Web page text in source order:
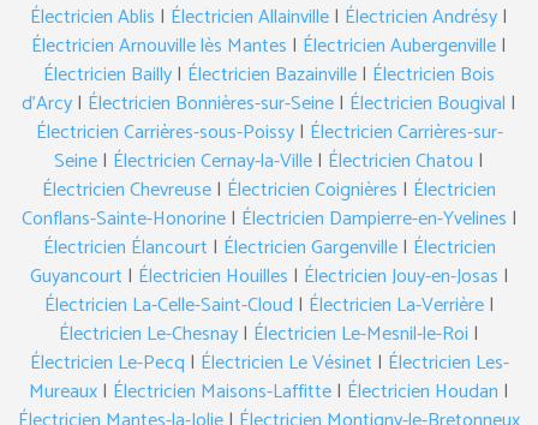
Électricien Ablis | Électricien Allainville| Électricien Andrésy|
Électricien Arnouville lès Mantes | Électricien Aubergenville|
Électricien Bailly| Électricien Bazainville| Électricien Bois
d’Arcy| Électricien Bonnières-sur-Seine| Électricien Bougival |
Électricien Carrières-sous-Poissy| Électricien Carrières-sur-
Seine| Électricien Cernay-la-Ville| Électricien Chatou |
Électricien Chevreuse| Électricien Coignières | Électricien
Conflans-Sainte-Honorine| Électricien Dampierre-en-Yvelines |
Électricien Élancourt | Électricien Gargenville| Électricien
Guyancourt | Électricien Houilles | Électricien Jouy-en-Josas |
Électricien La-Celle-Saint-Cloud | Électricien La-Verrière|
Électricien Le-Chesnay| Électricien Le-Mesnil-le-Roi |
Électricien Le-Pecq | Électricien Le Vésinet | Électricien Les-
Mureaux| Électricien Maisons-Laffitte| Électricien Houdan |